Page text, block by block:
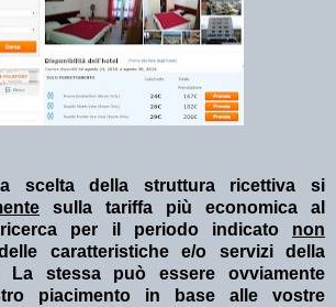
scelta della struttura ricettiva si
sulla tariffa più economica al
per il periodo indicato non
caratteristiche e/o servizi della
La stessa può essere ovviamente
piacimento in base alle vostre